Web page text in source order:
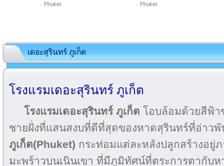
Phuket
Phuket
เดอะสุรินทร์ ภูเก็ต
โรงแรมเดอะสุรินทร์ ภูเก็ต
โรงแรมเดอะสุรินทร์ ภูเก็ต โอบล้อมด้วยสีฟ้า
ชายฝั่งที่แสนสงบที่ดีที่สุดของหาดสุรินทร์ที่อ่าว
ภูเก็ต(Phuket) กระท่อมแต่ละหลังปลูกสร้างอยู่
มะพร้าวบนเนินเขา ที่มีภูมิทัศน์ที่ตระการตากับห